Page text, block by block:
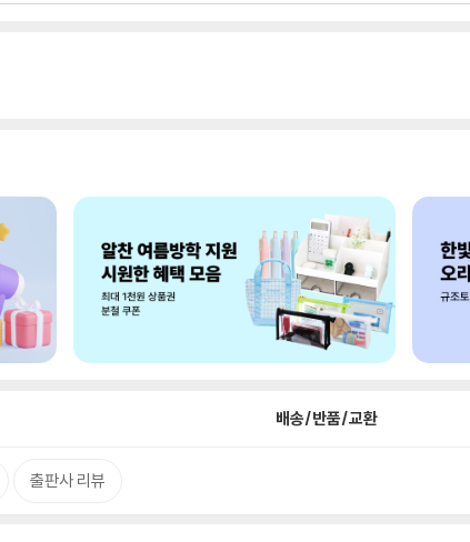
배송/반품/교환
출판사 리뷰